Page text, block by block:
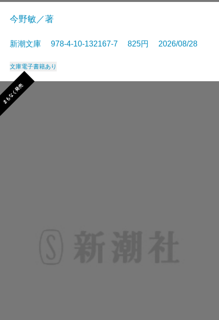
今野敏／著
新潮文庫 978-4-10-132167-7 825円 2026/08/28
文庫電子書籍あり
まもなく発売